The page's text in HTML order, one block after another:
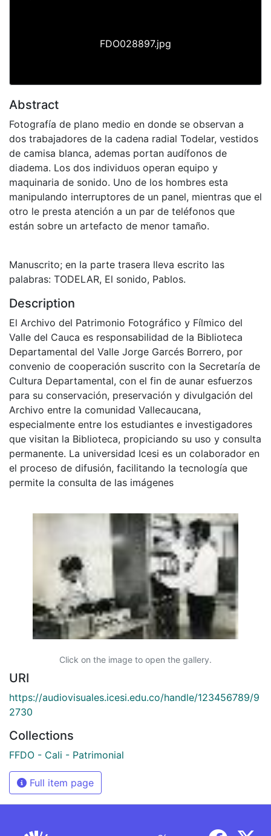
FDO028897.jpg
Abstract
Fotografía de plano medio en donde se observan a
dos trabajadores de la cadena radial Todelar, vestidos
de camisa blanca, ademas portan audífonos de
diadema. Los dos individuos operan equipo y
maquinaria de sonido. Uno de los hombres esta
manipulando interruptores de un panel, mientras que el
otro le presta atención a un par de teléfonos que
están sobre un artefacto de menor tamaño.
Manuscrito; en la parte trasera lleva escrito las
palabras: TODELAR, El sonido, Pablos.
Description
El Archivo del Patrimonio Fotográfico y Fílmico del
Valle del Cauca es responsabilidad de la Biblioteca
Departamental del Valle Jorge Garcés Borrero, por
convenio de cooperación suscrito con la Secretaría de
Cultura Departamental, con el fin de aunar esfuerzos
para su conservación, preservación y divulgación del
Archivo entre la comunidad Vallecaucana,
especialmente entre los estudiantes e investigadores
que visitan la Biblioteca, propiciando su uso y consulta
permanente. La universidad Icesi es un colaborador en
el proceso de difusión, facilitando la tecnología que
permite la consulta de las imágenes
Click on the image to open the gallery.
URI
https://audiovisuales.icesi.edu.co/handle/123456789/9
2730
Collections
FFDO - Cali - Patrimonial
Full item page